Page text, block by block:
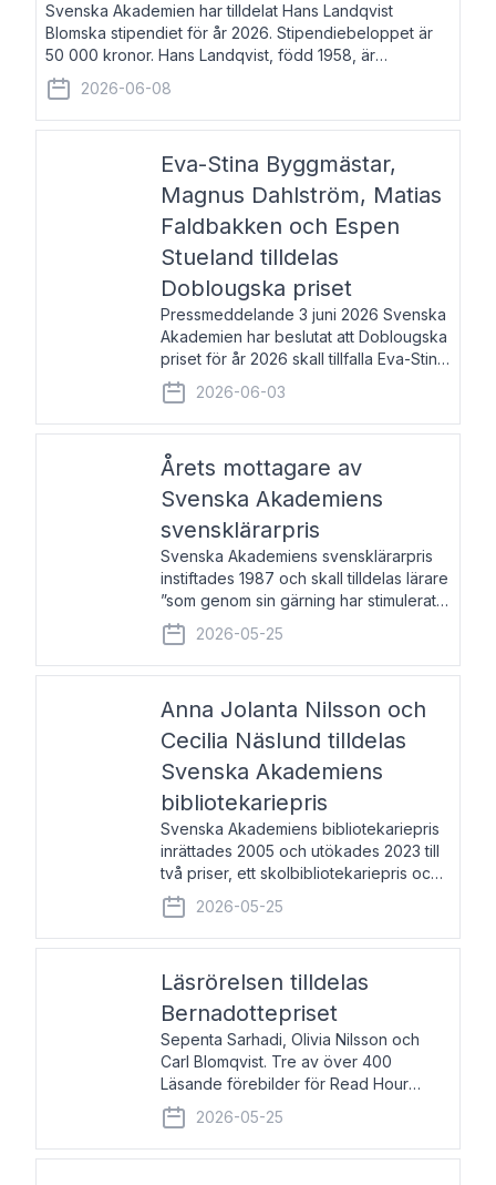
Svenska Akademien har tilldelat Hans Landqvist
Blomska stipendiet för år 2026. Stipendiebeloppet är
50 000 kronor. Hans Landqvist, född 1958, är
professor i svenska vid Göteborgs universitet. Han
disputerade år 2000 på avhandlingen Författn
2026-06-08
Eva-Stina Byggmästar,
Magnus Dahlström, Matias
Faldbakken och Espen
Stueland tilldelas
Doblougska priset
Pressmeddelande 3 juni 2026 Svenska
Akademien har beslutat att Doblougska
priset för år 2026 skall tillfalla Eva-Stina
Byggmästar, Magnus Dahlström, Matias
Faldbakken samt Espen Stueland.
Prisbeloppet är 200 000 svenska
2026-06-03
Årets mottagare av
Svenska Akademiens
svensklärarpris
Svenska Akademiens svensklärarpris
instiftades 1987 och skall tilldelas lärare
”som genom sin gärning har stimulerat
intresset hos unga människor för
svenska språket och litteraturen”.
Prisutdelning och samtal med
2026-05-25
Anna Jolanta Nilsson och
Cecilia Näslund tilldelas
Svenska Akademiens
bibliotekariepris
Svenska Akademiens bibliotekariepris
inrättades 2005 och utökades 2023 till
två priser, ett skolbibliotekariepris och
ett folkbibliotekariepris. Priserna skall
tilldelas bibliotekarier vid svenska folk-
och skolbibliotek som gjort värdefull
2026-05-25
Läsrörelsen tilldelas
Bernadottepriset
Sepenta Sarhadi, Olivia Nilsson och
Carl Blomqvist. Tre av över 400
Läsande förebilder för Read Hour
Sverige. Foto: Michael Wall. Den ideella
föreningen Läsrörelsen tilldelas
Bernadottepriset 2026 för att den
2026-05-25